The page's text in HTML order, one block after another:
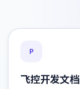
P
飞控开发文档